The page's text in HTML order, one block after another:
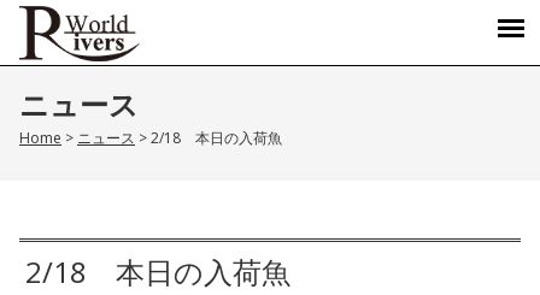
ニュース
Home > ニュース >2/18 本日の入荷魚
2/18 本日の入荷魚